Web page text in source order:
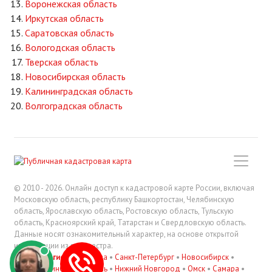
Воронежская область
Иркутская область
Саратовская область
Вологодская область
Тверская область
Новосибирская область
Калининградская область
Волгоградская область
© 2010 - 2026. Онлайн доступ к кадастровой карте России, включая
Московскую область, республику Башкортостан, Челябинскую
область, Ярославскую область, Ростовскую область, Тульскую
область, Красноярский край, Татарстан и Свердловскую область.
Данные носят ознакомительный характер, на основе открытой
информации из росреестра.
В регионах: Москва • Санкт-Петербург • Новосибирск •
Екатеринбург•Казань • Нижний Новгород • Омск • Самара •